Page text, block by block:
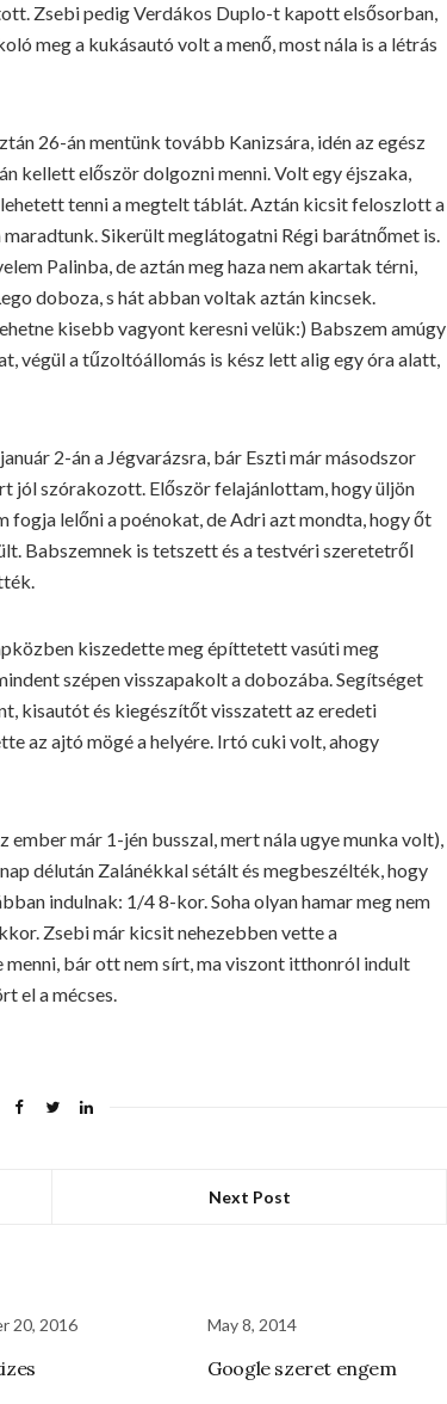
Zsebi pedig Verdákos Duplo-t kapott elsősorban,
meg a kukásautó volt a menő, most nála is a létrás
26-án mentünk tovább Kanizsára, idén az egész
kellett először dolgozni menni. Volt egy éjszaka,
tenni a megtelt táblát. Aztán kicsit feloszlott a
Sikerült meglátogatni Régi barátnőmet is.
Palinba, de aztán meg haza nem akartak térni,
doboza, s hát abban voltak aztán kincsek.
kisebb vagyont keresni velük:) Babszem amúgy
végül a tűzoltóállomás is kész lett alig egy óra alatt,
2-án a Jégvarázsra, bár Eszti már másodszor
jól szórakozott. Először felajánlottam, hogy üljön
fogja lelőni a poénokat, de Adri azt mondta, hogy őt
Babszemnek is tetszett és a testvéri szeretetről
kiszedette meg építtetett vasúti meg
szépen visszapakolt a dobozába. Segítséget
kisautót és kiegészítőt visszatett az eredeti
az ajtó mögé a helyére. Irtó cuki volt, ahogy
már 1-jén busszal, mert nála ugye munka volt),
délután Zalánékkal sétált és megbeszélték, hogy
indulnak: 1/4 8-kor. Soha olyan hamar meg nem
Zsebi már kicsit nehezebben vette a
bár ott nem sírt, ma viszont itthonról indult
el a mécses.
Next Post
20, 2016 May 8, 2014
Google szeret engem